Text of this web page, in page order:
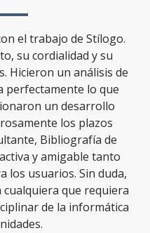
el trabajo de Stílogo.
su cordialidad y su
Hicieron un análisis de
perfectamente lo que
un desarrollo
los plazos
Bibliografía de
y amigable tanto
los usuarios. Sin duda,
que requiera
de la informática